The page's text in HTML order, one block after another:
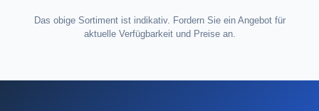
Das obige Sortiment ist indikativ. Fordern Sie ein Angebot für
aktuelle Verfügbarkeit und Preise an.